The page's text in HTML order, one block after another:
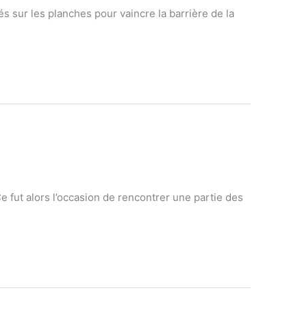
sur les planches pour vaincre la barrière de la
fut alors l’occasion de rencontrer une partie des